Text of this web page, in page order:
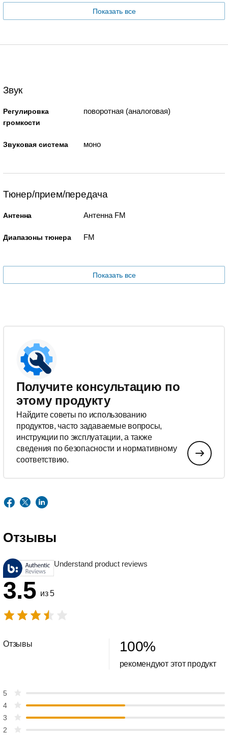
Показать все
Звук
Регулировка
громкости
поворотная (аналоговая)
Звуковая система моно
Тюнер/прием/передача
Антенна Антенна FM
Диапазоны тюнера FM
Показать все
Получите консультацию по
этому продукту
Найдите советы по использованию
продуктов, часто задаваемые вопросы,
инструкции по эксплуатации, а также
сведения по безопасности и нормативному
соответствию.
Отзывы
Understand product reviews
3.5 из 5
Отзывы 100%
рекомендуют этот продукт
5
4
3
2